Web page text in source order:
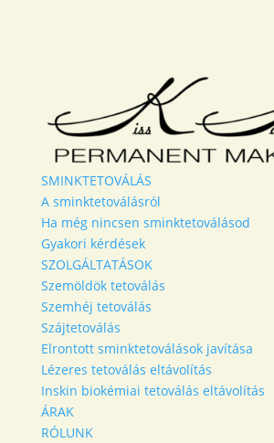
SMINKTETOVÁLÁS
A sminktetoválásról
Ha még nincsen sminktetoválásod
Gyakori kérdések
SZOLGÁLTATÁSOK
Szemöldök tetoválás
Szemhéj tetoválás
Szájtetoválás
Elrontott sminktetoválások javítása
Lézeres tetoválás eltávolítás
Inskin biokémiai tetoválás eltávolítás
ÁRAK
RÓLUNK